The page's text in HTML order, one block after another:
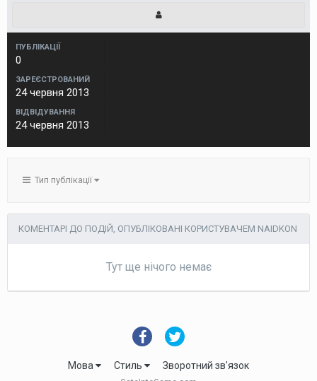
ПУБЛІКАЦІЇ
0
ЗАРЕЄСТРОВАНИЙ
24 червня 2013
ВІДВІДУВАННЯ
24 червня 2013
Тип публікації
КОМЕНТАРІ ДО ПОДІЙ, ОПУБЛІКОВАНІ КОРИСТУВАЧЕМ NAIDKON
Тут ще нічого немає
Мова Стиль Зворотний зв'язок